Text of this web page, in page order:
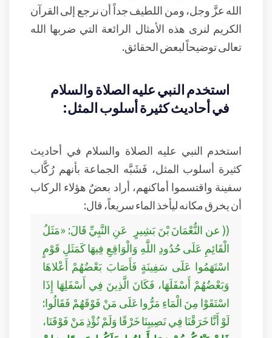
الله عزَّ وجل، ومن اللطيف جداً أن نرجع إلى القرآن
الكريم لنرى هذه الأمثال الرائعة التي ضربها الله
تعالى توضيحاً لبعض الحقائق.
استخدم النبي عليه الصلاة والسلام
في أحاديث كثيرة أسلوب المثل:
استخدم النبي عليه الصلاة والسلام في أحاديث
كثيرة أسلوب المثل، فَشَبَّه الجماعة بأنهم رُكَّاب
سفينة واقتسموا أماكنهم، أراد بعضٌ هؤلاء الركاب
أن يخرق مكانه ليأخذ الماء سريعاً، قال:
(( عن النُّعْمَانَ بْنَ بَشِيرٍ عَنِ النَّبِيِّ قَالَ: «مَثَلُ
الْقَائِمِ عَلَى حُدُودِ اللَّهِ وَالْوَاقِعِ فِيهَا كَمَثَلِ قَوْمٍ
اسْتَهَمُوا عَلَى سَفِينَةٍ فَأَصَابَ بَعْضُهُمْ أَعْلاهَا
وَبَعْضُهُمْ أَسْفَلَهَا، فَكَانَ الَّذِينَ فِي أَسْفَلِهَا إِذَا
اسْتَقَوْا مِنَ الْمَاءِ مَرُّوا عَلَى مَنْ فَوْقَهُمْ فَقَالُوا:
لَوْ أَنَّا خَرَقْنَا فِي نَصِيبِنَا خَرْقًا وَلَمْ نُؤْذِ مَنْ فَوْقَنَا،